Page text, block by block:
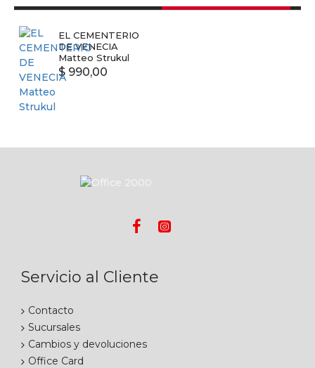
EL CEMENTERIO
DE VENECIA
Matteo Strukul
$ 990,00
Servicio al Cliente
Contacto
Sucursales
Cambios y devoluciones
Office Card